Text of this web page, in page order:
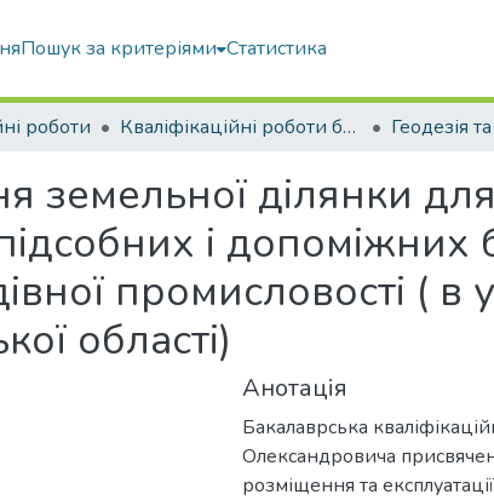
Пошук за критеріями Статистика
роботи Кваліфікаційні роботи бакалаврів Геодезія
земельної ділянки
і допоміжних
промисловості ( в
області)
Анотація
Бакалаврська
Олександровича
розміщення та